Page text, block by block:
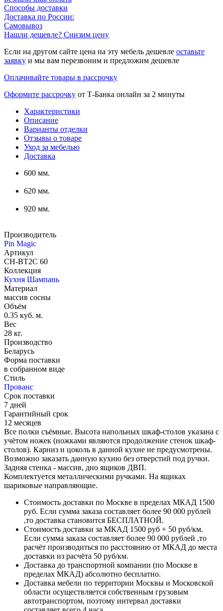
Способы доставки
Доставка по России:
Самовывоз
Нашли дешевле? Снизим цену
Если на другом сайте цена на эту мебель дешевле оставьте
заявку и мы вам перезвоним и предложим дешевле
Оплачивайте товары в рассрочку
Оформите рассрочку от Т-Банка онлайн за 2 минуты
Характеристики
Описание
Варианты отделки
Отзывы о товаре
Уход за мебелью
Доставка
600 мм.
620 мм.
920 мм.
Производитель
Pin Magic
Артикул
CH-BT2C 60
Коллекция
Кухня Шампань
Материал
массив сосны
Объём
0.35 куб. м.
Вес
28 кг.
Производство
Беларусь
Форма поставки
в собранном виде
Стиль
Прованс
Срок поставки
7 дней
Гарантийный срок
12 месяцев
Все полки съёмные. Высота напольных шкаф-столов указана с
учётом ножек (ножками являются продолжение стенок шкаф-
столов). Карниз и цоколь в данной кухне не предусмотрены.
Возможно заказать данную кухню без отверстий под ручки.
Задняя стенка - массив, дно ящиков ДВП.
Комплектуется металлическими ручками. На ящиках
шариковые направляющие.
Стоимость доставки по Москве в пределах МКАД 1500
руб. Если сумма заказа составляет более 90 000 рублей
,то доставка становится БЕСПЛАТНОЙ.
Стоимость доставки за МКАД 1500 руб + 50 руб/км.
Если сумма заказа составляет более 90 000 рублей ,то
расчёт производиться по расстоянию от МКАД до места
доставки из расчёта 50 руб/км.
Доставка до транспортной компании (по Москве в
пределах МКАД) абсолютно бесплатно.
Доставка мебели по территории Москвы и Московской
области осуществляется собственным грузовым
автотранспортом, поэтому интервал доставки